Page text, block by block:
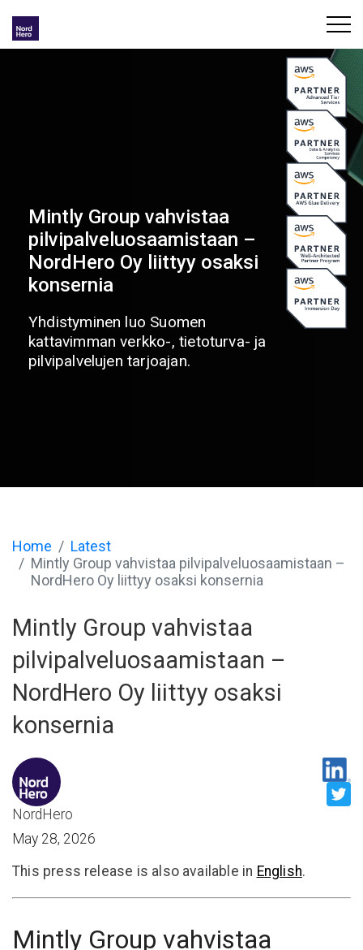
Mintly Group vahvistaa
pilvipalveluosaamistaan –
NordHero Oy liittyy osaksi
konsernia
Yhdistyminen luo Suomen
kattavimman verkko-, tietoturva- ja
pilvipalvelujen tarjoajan.
Home
Latest
Mintly Group vahvistaa pilvipalveluosaamistaan –
NordHero Oy liittyy osaksi konsernia
Mintly Group vahvistaa
pilvipalveluosaamistaan –
NordHero Oy liittyy osaksi
konsernia
NordHero
May 28, 2026
This press release is also available in English.
Mintly Group vahvistaa